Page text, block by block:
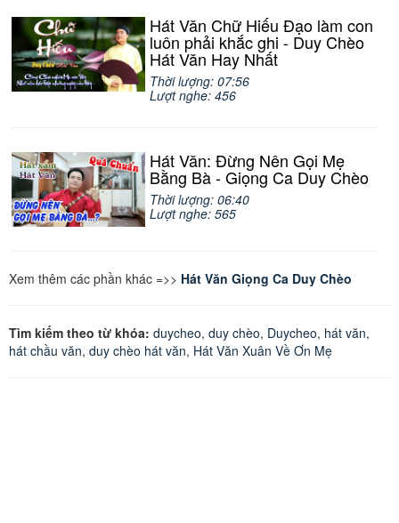
Hát Văn Chữ Hiếu Đạo làm con
luôn phải khắc ghi - Duy Chèo
Hát Văn Hay Nhất
Thời lượng: 07:56
Lượt nghe: 456
Hát Văn: Đừng Nên Gọi Mẹ
Bằng Bà - Giọng Ca Duy Chèo
Thời lượng: 06:40
Lượt nghe: 565
Xem thêm các phần khác =>> Hát Văn Giọng Ca Duy Chèo
Tìm kiếm theo từ khóa: duycheo, duy chèo, Duycheo, hát văn,
hát chầu văn, duy chèo hát văn, Hát Văn Xuân Về Ơn Mẹ